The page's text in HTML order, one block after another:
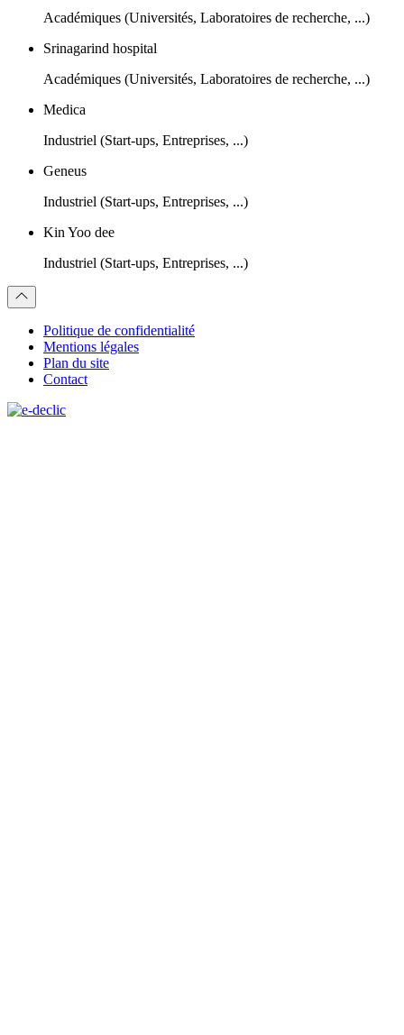
Académiques (Universités, Laboratoires de recherche, ...)
Srinagarind hospital
Académiques (Universités, Laboratoires de recherche, ...)
Medica
Industriel (Start-ups, Entreprises, ...)
Geneus
Industriel (Start-ups, Entreprises, ...)
Kin Yoo dee
Industriel (Start-ups, Entreprises, ...)
Politique de confidentialité
Mentions légales
Plan du site
Contact